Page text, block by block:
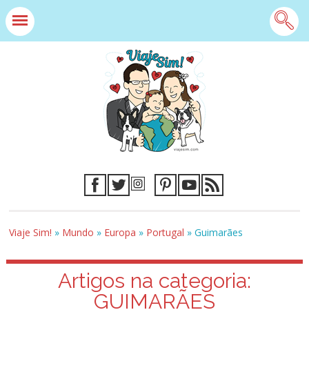
Viaje Sim! » Mundo » Europa » Portugal »Guimarães
Artigos na categoria:
GUIMARÃES